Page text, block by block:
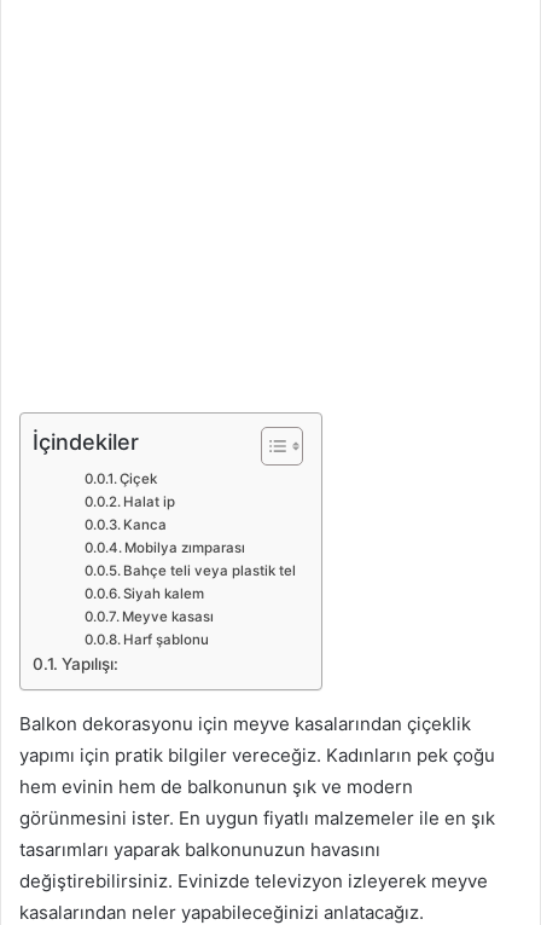
İçindekiler
Çiçek
Halat ip
Kanca
Mobilya zımparası
Bahçe teli veya plastik tel
Siyah kalem
Meyve kasası
Harf şablonu
Yapılışı:
Balkon dekorasyonu için meyve kasalarından çiçeklik
yapımı için pratik bilgiler vereceğiz. Kadınların pek çoğu
hem evinin hem de balkonunun şık ve modern
görünmesini ister. En uygun fiyatlı malzemeler ile en şık
tasarımları yaparak balkonunuzun havasını
değiştirebilirsiniz. Evinizde televizyon izleyerek meyve
kasalarından neler yapabileceğinizi anlatacağız.